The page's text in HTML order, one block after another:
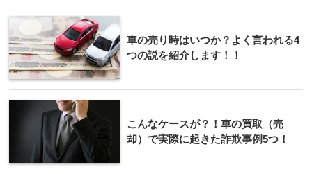
車の売り時はいつか？よく言われる4
つの説を紹介します！！
こんなケースが？！車の買取（売
却）で実際に起きた詐欺事例5つ！